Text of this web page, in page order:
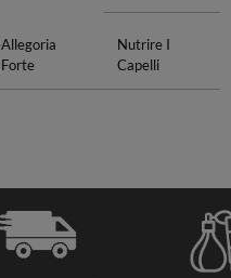
Allegoria
Forte
Nutrire I
Capelli